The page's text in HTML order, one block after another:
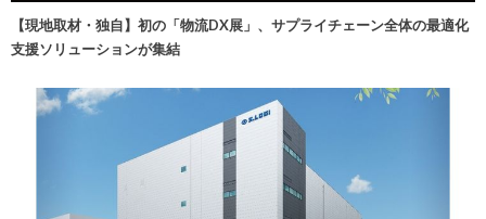
【現地取材・独自】初の「物流DX展」、サプライチェーン全体の最適化
支援ソリューションが集結